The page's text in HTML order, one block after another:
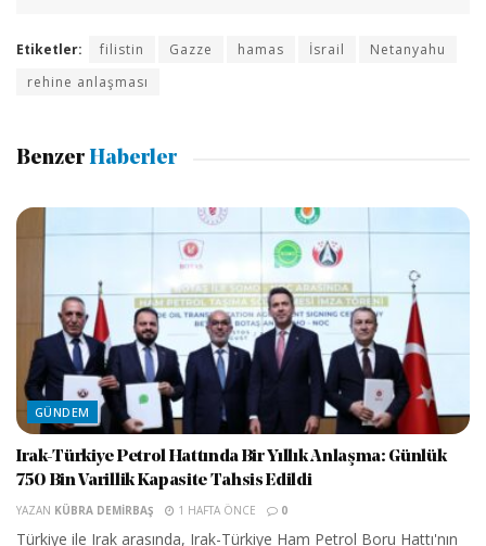
Etiketler: filistin Gazze hamas İsrail
Netanyahu
rehine anlaşması
Benzer Haberler
GÜNDEM
Irak-Türkiye Petrol Hattında Bir Yıllık Anlaşma: Günlük
750 Bin Varillik Kapasite Tahsis Edildi
YAZAN KÜBRA DEMIRBAŞ 1 HAFTA ÖNCE 0
Türkiye ile Irak arasında, Irak-Türkiye Ham Petrol Boru Hattı'nın